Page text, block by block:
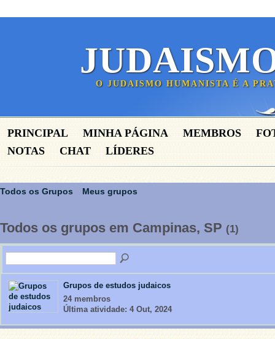
O JUDAISMO HUMANISTA É A
PRINCIPAL MINHA PÁGINA MEMBROS
NOTAS
CHAT LÍDERES
Todos os Grupos Meus grupos
Todos os grupos em Campinas, SP (1)
Grupos de estudos judaicos
24 membros
Última atividade: 4 Out, 2024